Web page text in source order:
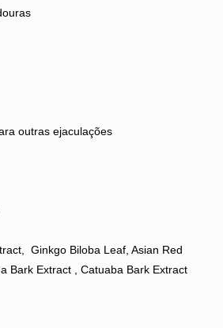
outras ejaculações
Ginkgo Biloba Leaf, Asian Red
Bark Extract , Catuaba Bark Extract